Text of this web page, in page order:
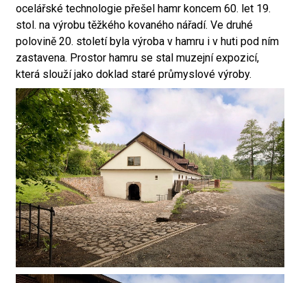
ocelářské technologie přešel hamr koncem 60. let 19.
stol. na výrobu těžkého kovaného nářadí. Ve druhé
polovině 20. století byla výroba v hamru i v huti pod ním
zastavena. Prostor hamru se stal muzejní expozicí,
která slouží jako doklad staré průmyslové výroby.